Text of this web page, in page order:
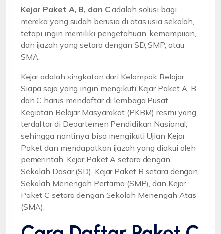
Kejar Paket A, B, dan C adalah solusi bagi
mereka yang sudah berusia di atas usia sekolah,
tetapi ingin memiliki pengetahuan, kemampuan,
dan ijazah yang setara dengan SD, SMP, atau
SMA.
Kejar adalah singkatan dari Kelompok Belajar.
Siapa saja yang ingin mengikuti Kejar Paket A, B,
dan C harus mendaftar di lembaga Pusat
Kegiatan Belajar Masyarakat (PKBM) resmi yang
terdaftar di Departemen Pendidikan Nasional,
sehingga nantinya bisa mengikuti Ujian Kejar
Paket dan mendapatkan ijazah yang diakui oleh
pemerintah. Kejar Paket A setara dengan
Sekolah Dasar (SD), Kejar Paket B setara dengan
Sekolah Menengah Pertama (SMP), dan Kejar
Paket C setara dengan Sekolah Menengah Atas
(SMA).